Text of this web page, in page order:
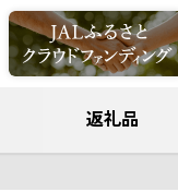
返礼品